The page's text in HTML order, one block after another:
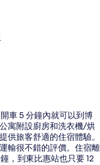
車 5 分鐘內就可以到博
寓附設廚房和洗衣機/烘
供旅客舒適的住宿體驗。
輸很不錯的評價。住宿離
，到東比惠站也只要 12